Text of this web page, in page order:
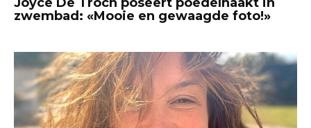
zwembad: «Mooie en gewaagde foto!»